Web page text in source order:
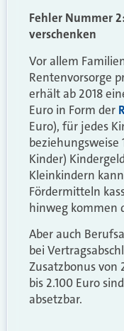
Fehler Nummer
verschenken
Vor allem
Rentenvorsorge
erhält ab 2018
Euro in Form der
Euro), für jedes
beziehungsweise
Kinder)
Kleinkindern
Fördermitteln
hinweg kommen
Aber auch
bei
Zusatzbonus von
bis 2.100 Euro
absetzbar.